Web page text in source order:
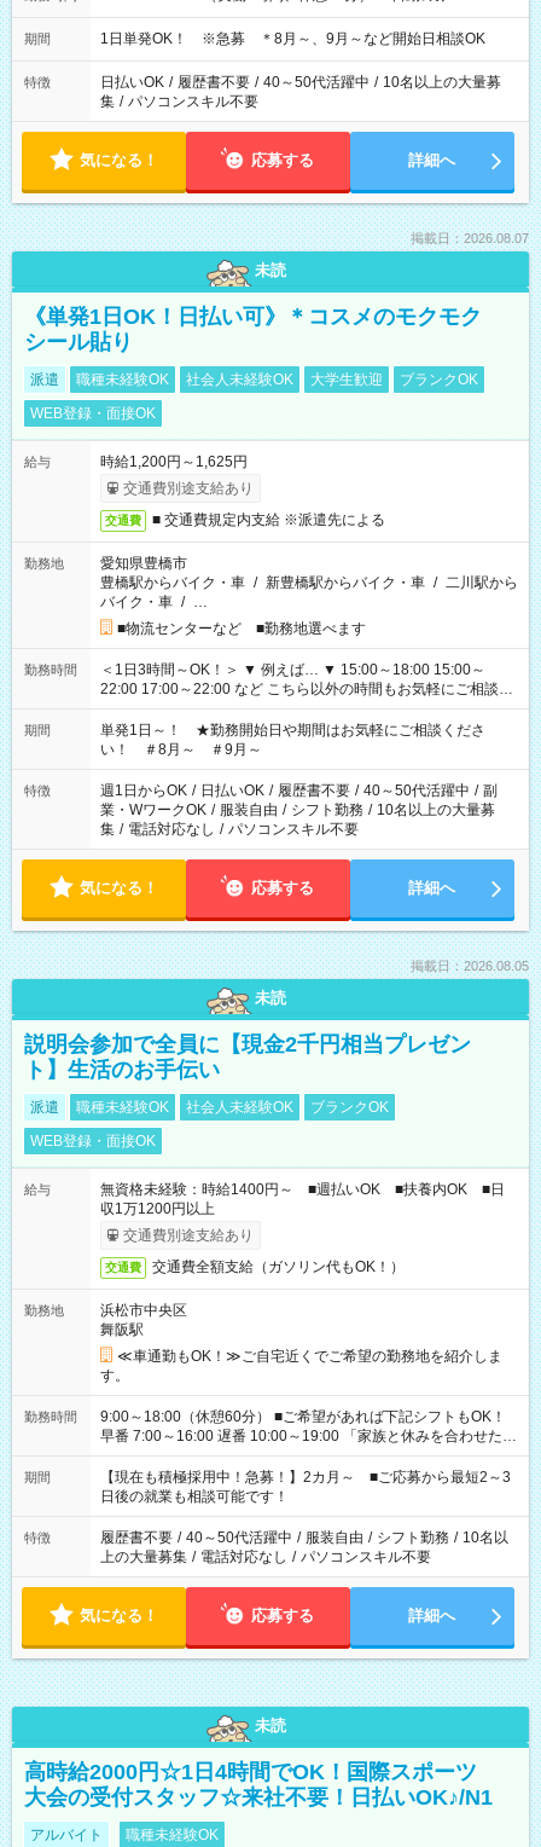
期間 1日単発OK！ ※急募 ＊8月～、9月～など開始日相談OK
特徴 日払いOK / 履歴書不要 / 40～50代活躍中 / 10名以上の大量募
集 / パソコンスキル不要
気になる！ 応募する 詳細へ
掲載日：2026.08.07
未読
《単発1日OK！日払い可》＊コスメのモクモク
シール貼り
派遣 職種未経験OK 社会人未経験OK 大学生歓迎
ブランクOK
WEB登録・面接OK
給与
時給1,200円～1,625円
交通費別途支給あり
交通費 ■ 交通費規定内支給 ※派遣先による
勤務地
愛知県豊橋市
豊橋駅からバイク・車 / 新豊橋駅からバイク・車 / 二川駅から
バイク・車 / …
■物流センターなど ■勤務地選べます
勤務時間
＜1日3時間～OK！＞ ▼ 例えば… ▼ 15:00～18:00 15:00～
22:00 17:00～22:00 など こちら以外の時間もお気軽にご相談く
ださい！
期間
単発1日～！ ★勤務開始日や期間はお気軽にご相談くださ
い！ ＃8月～ ＃9月～
特徴 週1日からOK / 日払いOK / 履歴書不要 / 40～50代活躍中 / 副
業・WワークOK / 服装自由 / シフト勤務 / 10名以上の大量募
集 / 電話対応なし / パソコンスキル不要
気になる！ 応募する 詳細へ
掲載日：2026.08.05
未読
説明会参加で全員に【現金2千円相当プレゼン
ト】生活のお手伝い
派遣 職種未経験OK 社会人未経験OK
ブランクOK
WEB登録・面接OK
給与
無資格未経験：時給1400円～ ■週払いOK ■扶養内OK ■日
収1万1200円以上
交通費別途支給あり
交通費 交通費全額支給（ガソリン代もOK！）
勤務地
浜松市中央区
舞阪駅
≪車通勤もOK！≫ご自宅近くでご希望の勤務地を紹介しま
す。
勤務時間
9:00～18:00（休憩60分） ■ご希望があれば下記シフトもOK！
早番 7:00～16:00 遅番 10:00～19:00 「家族と休みを合わせた
い」 「余裕を持って夕飯の準備がしたい」 「できれば残業はし
たくない」 など、ご希望を教えてくださいね。 ※Wワーク希望
の方へ 今ご覧のお仕事で希望する勤務時間と、もう1つのお仕事
の勤務時間。 合計で週40時間を超える場合は応募できません。
期間
【現在も積極採用中！急募！】2カ月～ ■ご応募から最短2～3
日後の就業も相談可能です！
特徴 履歴書不要 / 40～50代活躍中 / 服装自由 / シフト勤務 / 10名以
上の大量募集 / 電話対応なし / パソコンスキル不要
気になる！ 応募する 詳細へ
未読
高時給2000円☆1日4時間でOK！国際スポーツ
大会の受付スタッフ☆来社不要！日払いOK♪/N1
アルバイト 職種未経験OK